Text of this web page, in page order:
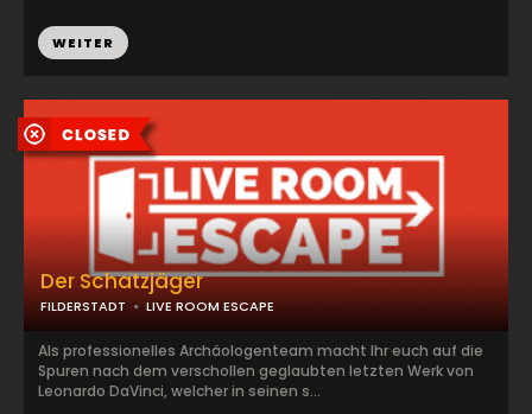
WEITER
Der Schatzjäger
FILDERSTADT LIVE ROOM ESCAPE
Als professionelles Archäologenteam macht Ihr euch auf die
Spuren nach dem verschollen geglaubten letzten Werk von
Leonardo DaVinci, welcher in seinen s...